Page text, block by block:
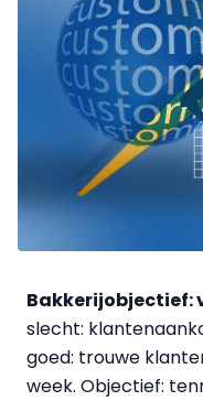
Bakkerijobjectief:
slecht:
goed: trouwe
week. Objectief: